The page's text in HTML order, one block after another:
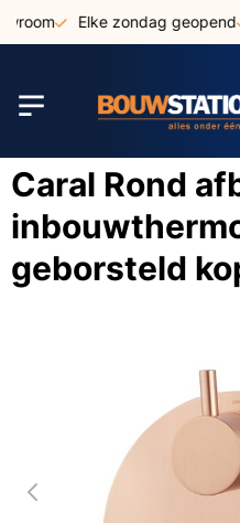
naar
Elke zondag geopend
Caral Rond
geborsteld